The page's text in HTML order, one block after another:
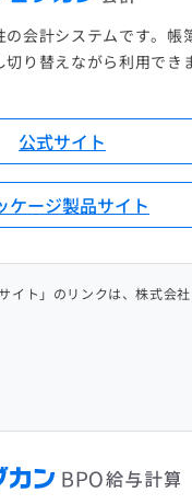
の会計システムです。帳
切り替えながら利用でき
公式サイト
ケージ製品サイト
イト」のリンクは、株式会